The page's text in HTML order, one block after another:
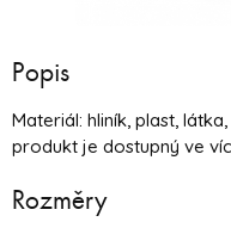
Popis
Materiál: hliník, plast,
produkt je dostupný ve
Rozměry